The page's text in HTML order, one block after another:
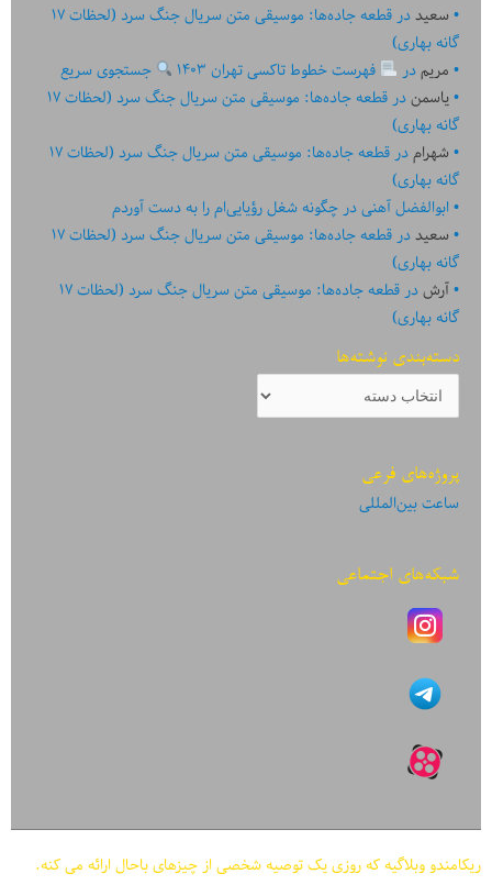
سعیددر
قطعه جاده‌ها: موسیقی متن سریال جنگ سرد (لحظات ۱۷
گانه بهاری)
مریمدر فهرست خطوط تاکسی تهران ۱۴۰۳
جستجوی سریع
یاسمندر
قطعه جاده‌ها: موسیقی متن سریال جنگ سرد (لحظات ۱۷
گانه بهاری)
شهرامدر
قطعه جاده‌ها: موسیقی متن سریال جنگ سرد (لحظات ۱۷
گانه بهاری)
ابوالفضل آهنیدر چگونه شغل رؤیایی‌ام را به دست آوردم
سعیددر
قطعه جاده‌ها: موسیقی متن سریال جنگ سرد (لحظات ۱۷
گانه بهاری)
آرشدر
قطعه جاده‌ها: موسیقی متن سریال جنگ سرد (لحظات ۱۷
گانه بهاری)
دسته‌بندی نوشته‌ها
دسته‌بندی
نوشته‌ها
پروژه‌های فرعی
ساعت بین‌المللی
شبکه‌های اجتماعی
ریکامندو وبلاگیه که روزی یک توصیه شخصی از چیزهای باحال ارائه می کنه.